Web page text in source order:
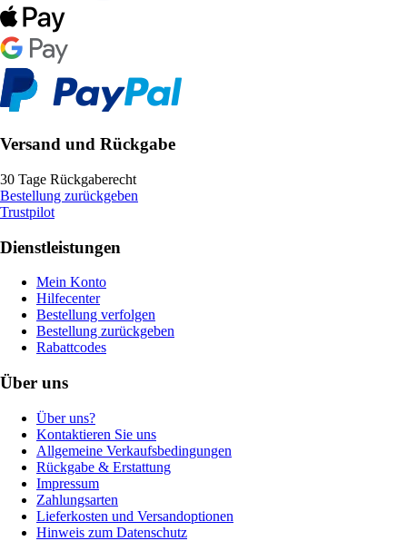
Versand und Rückgabe
30 Tage Rückgaberecht
Bestellung zurückgeben
Trustpilot
Dienstleistungen
Mein Konto
Hilfecenter
Bestellung verfolgen
Bestellung zurückgeben
Rabattcodes
Über uns
Über uns?
Kontaktieren Sie uns
Allgemeine Verkaufsbedingungen
Rückgabe & Erstattung
Impressum
Zahlungsarten
Lieferkosten und Versandoptionen
Hinweis zum Datenschutz